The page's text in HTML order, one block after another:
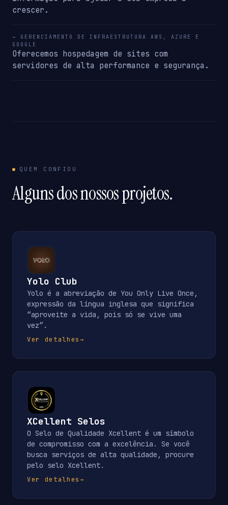
crescer.
→ GERENCIAMENTO DE INFRAESTRUTURA AWS, AZURE E
GOOGLE
Oferecemos hospedagem de sites com
servidores de alta performance e segurança.
QUEM CONFIOU
Alguns dos nossos projetos.
Yolo Club
Yolo é a abreviação de You Only Live Once,
expressão da língua inglesa que significa
“aproveite a vida, pois só se vive uma
vez”.
Ver detalhes→
XCellent Selos
O Selo de Qualidade Xcellent é um símbolo
de compromisso com a excelência. Se você
busca serviços de alta qualidade, procure
pelo selo Xcellent.
Ver detalhes→